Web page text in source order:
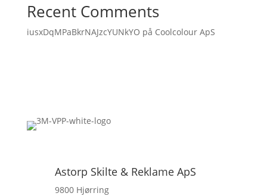
Recent Comments
iusxDqMPaBkrNAJzcYUNkYO på Coolcolour ApS
Astorp Skilte & Reklame ApS
9800 Hjørring